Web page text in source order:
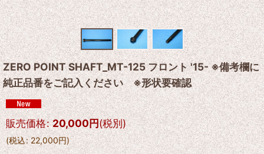
ZERO POINT SHAFT_MT-125 フロント '15- ※備考欄に
純正品番をご記入ください ※形状要確認
販売価格: 20,000円(税別)
(税込: 22,000円)